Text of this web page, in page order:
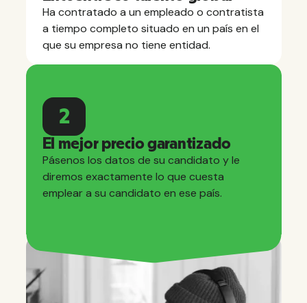
Ha contratado a un empleado o contratista
a tiempo completo situado en un país en el
que su empresa no tiene entidad.
2
El mejor precio garantizado
Pásenos los datos de su candidato y le
diremos exactamente lo que cuesta
emplear a su candidato en ese país.